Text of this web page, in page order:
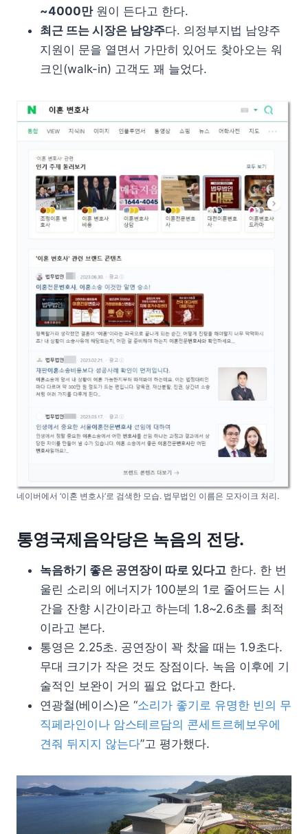
~4000만원이 든다고 한다.
최근 뜨는 시장은 남양주다. 의정부지법 남양주
지원이 문을 열면서 가만히 있어도 찾아오는 워
크인(walk-in) 고객도 꽤 늘었다.
네이버에서 ‘이혼 변호사’로 검색한 모습. 법무법인 이름은 모자이크 처리.
통영국제음악당은 녹음의 전당.
녹음하기 좋은 공연장이 따로 있다고 한다. 한 번
울린 소리의 에너지가 100분의 1로 줄어드는 시
간을 잔향 시간이라고 하는데 1.8~2.6초를 최적
이라고 본다.
통영은 2.25초. 공연장이 꽉 찼을 때는 1.9초다.
무대 크기가 작은 것도 장점이다. 녹음 이후에 기
술적인 보완이 거의 필요 없다고 한다.
연광철(베이스)은 “소리가 좋기로 유명한 빈의 무
직페라인이나 암스테르담의 콘세트르헤보우에
견줘 뒤지지 않는다”고 평가했다.